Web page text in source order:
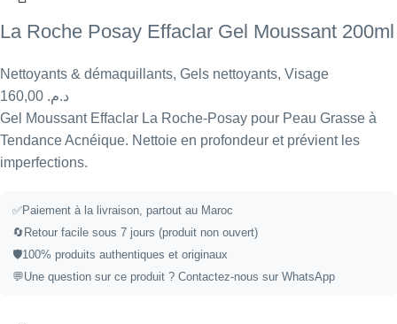
La Roche Posay Effaclar Gel Moussant 200ml
Nettoyants & démaquillants, Gels nettoyants, Visage
د.م.
Gel Moussant Effaclar La Roche-Posay pour Peau Grasse à
Tendance Acnéique. Nettoie en profondeur et prévient les
imperfections.
✅Paiement à la livraison, partout au Maroc
🔄 Retour facile sous 7 jours (produit non ouvert)
🛡️100% produits authentiques et originaux
💬Une question sur ce produit ? Contactez-nous sur WhatsApp